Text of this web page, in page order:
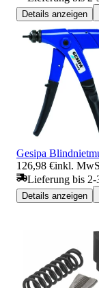
Details anzeigen
Gesipa
126,98 €inkl.
Lieferung bis 2-
Details anzeigen